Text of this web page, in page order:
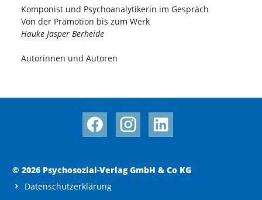
Komponist und Psychoanalytikerin im Gespräch
Von der Prämotion bis zum Werk
Hauke Jasper Berheide
Autorinnen und Autoren
© 2026 Psychosozial-Verlag GmbH & Co KG
Datenschutzerklärung